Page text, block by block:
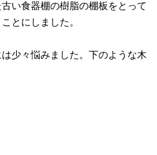
い食器棚の樹脂の棚板をとって
とにしました。
少々悩みました。下のような木